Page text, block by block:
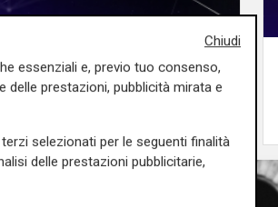
17/07/2026
Chiudi
essenziali e, previo tuo consenso,
delle prestazioni, pubblicità mirata e
selezionati per le seguenti finalità
delle prestazioni pubblicitarie,